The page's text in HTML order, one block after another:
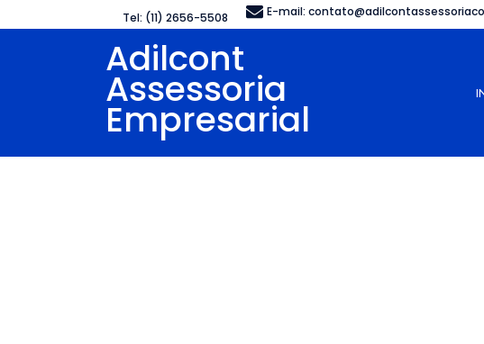
Tel: (11) 2656-5508 E-mail:
Adilcont
Assessoria
Empresarial